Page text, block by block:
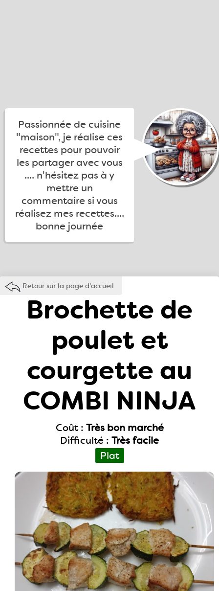
Passionnée de cuisine
"maison", je réalise ces
recettes pour pouvoir
les partager avec vous
.... n'hésitez pas à y
mettre un
commentaire si vous
réalisez mes recettes....
bonne journée
Retour sur la page d'accueil
Brochette de
poulet et
courgette au
COMBI NINJA
Coût : Très bon marché
Difficulté : Très facile
Plat